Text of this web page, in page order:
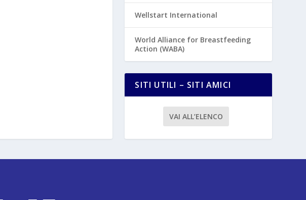
Wellstart International
World Alliance for Breastfeeding
Action (WABA)
SITI UTILI – SITI AMICI
VAI ALL’ELENCO